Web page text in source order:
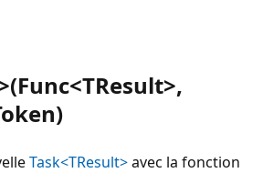
Task<TResult>avec la fonction